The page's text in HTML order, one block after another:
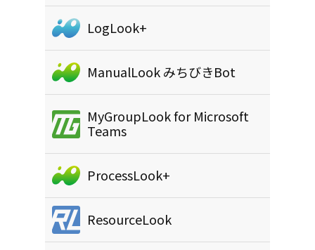
LogLook+
ManualLook みちびきBot
MyGroupLook for Microsoft
Teams
ProcessLook+
ResourceLook